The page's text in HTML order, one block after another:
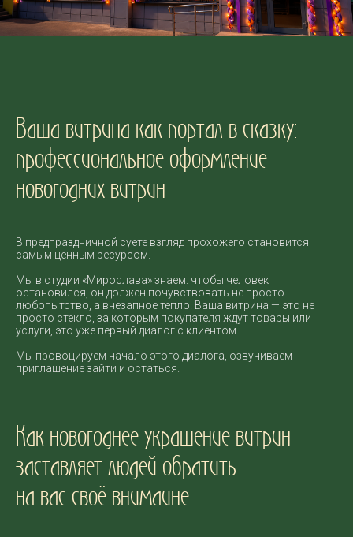
Ваша витрина как портал в сказку:
профессиональное оформление
новогодних витрин
В предпраздничной суете взгляд прохожего становится
самым ценным ресурсом.
Мы в студии «Мирослава» знаем: чтобы человек
остановился, он должен почувствовать не просто
любопытство, а внезапное тепло. Ваша витрина — это не
просто стекло, за которым покупателя ждут товары или
услуги, это уже первый диалог с клиентом.
Мы провоцируем начало этого диалога, озвучиваем
приглашение зайти и остаться.
Как новогоднее украшение витрин
заставляет людей обратить
на вас своё внимаине